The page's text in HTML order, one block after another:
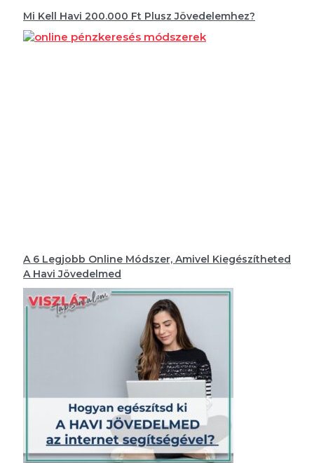
Mi Kell Havi 200.000 Ft Plusz Jövedelemhez?
A 6 Legjobb Online Módszer, Amivel Kiegészítheted
A Havi Jövedelmed